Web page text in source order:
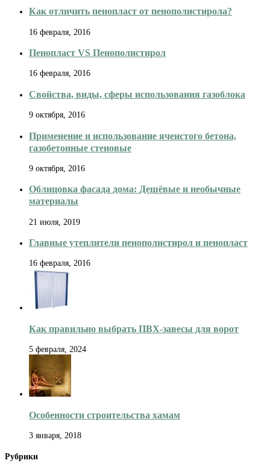
Как отличить пенопласт от пенополистирола?
16 февраля, 2016
Пенопласт VS Пенополистирол
16 февраля, 2016
Свойства, виды, сферы использования газоблока
9 октября, 2016
Применение и использование ячеистого бетона,
газобетонные стеновые
9 октября, 2016
Облицовка фасада дома: Дешёвые и необычные
материалы
21 июля, 2019
Главные утеплители пенополистирол и пенопласт
16 февраля, 2016
Как правильно выбрать ПВХ-завесы для ворот
5 февраля, 2024
Особенности строительства хамам
3 января, 2018
Рубрики